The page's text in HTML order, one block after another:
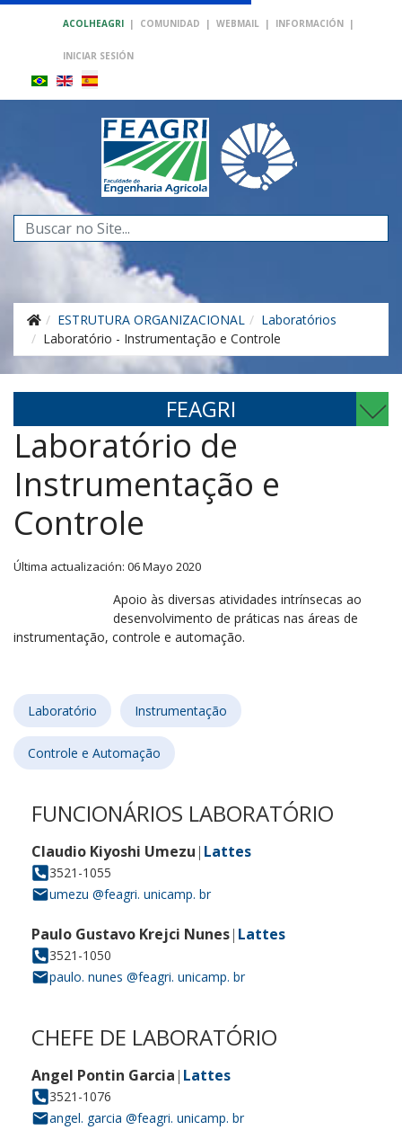
ACOLHEAGRI | COMUNIDAD | WEBMAIL | INFORMACIÓN |
INICIAR SESIÓN
Buscar...
ESTRUTURA ORGANIZACIONAL
Laboratórios
Laboratório - Instrumentação e Controle
FEAGRI
Laboratório de
Instrumentação e
Controle
Última actualización: 06 Mayo 2020
Apoio às diversas atividades intrínsecas ao
desenvolvimento de práticas nas áreas de
instrumentação, controle e automação.
Laboratório Instrumentação
Controle e Automação